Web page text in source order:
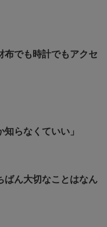
布でも時計でもアクセ
らなくていい」
ばん大切なことはなん